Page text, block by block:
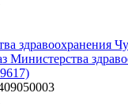
здравоохранения
Министерства